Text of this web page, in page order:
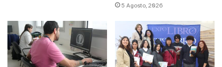
seguro para nuestras comunidades. La articulación
Carabineros, Delegación Presidencial,
Municipalidad de Valparaíso, sin lugar a dudas, nos
permitirá aumentar la frecuencia de rondas
policiales, visitas dentro de las comunidades,
5 Agosto, 2026